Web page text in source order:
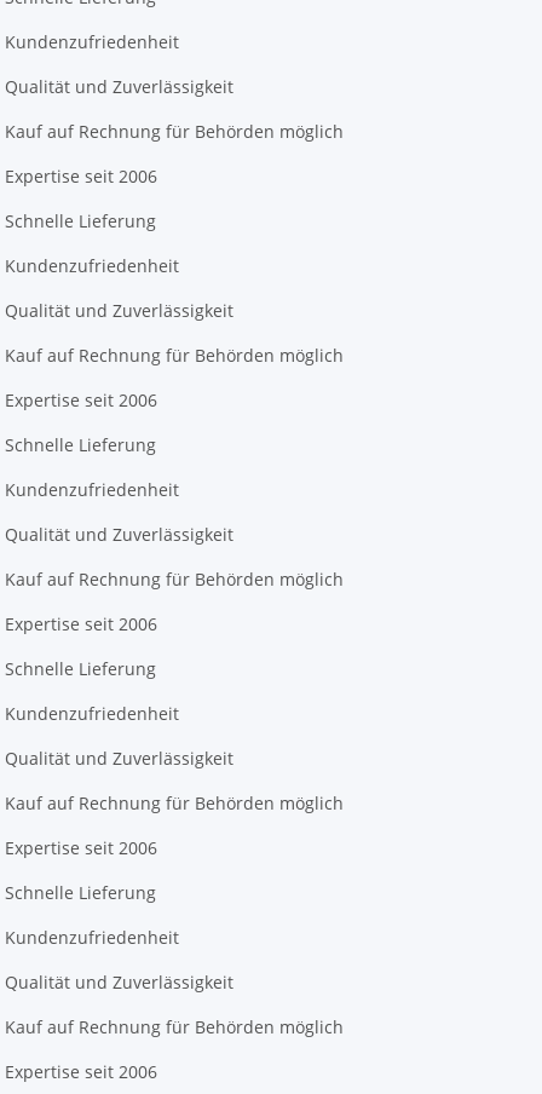
Kundenzufriedenheit
Qualität und Zuverlässigkeit
Kauf auf Rechnung für Behörden möglich
Expertise seit 2006
Schnelle Lieferung
Kundenzufriedenheit
Qualität und Zuverlässigkeit
Kauf auf Rechnung für Behörden möglich
Expertise seit 2006
Schnelle Lieferung
Kundenzufriedenheit
Qualität und Zuverlässigkeit
Kauf auf Rechnung für Behörden möglich
Expertise seit 2006
Schnelle Lieferung
Kundenzufriedenheit
Qualität und Zuverlässigkeit
Kauf auf Rechnung für Behörden möglich
Expertise seit 2006
Schnelle Lieferung
Kundenzufriedenheit
Qualität und Zuverlässigkeit
Kauf auf Rechnung für Behörden möglich
Expertise seit 2006